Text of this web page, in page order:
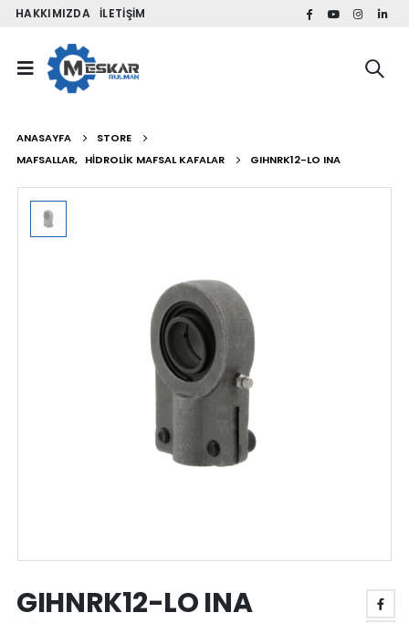
HAKKIMIZDA İLETIŞIM
ANASAYFA
STORE
MAFSALLAR, HIDROLIK MAFSAL KAFALAR GIHNRK12-LO INA
GIHNRK12-LO INA